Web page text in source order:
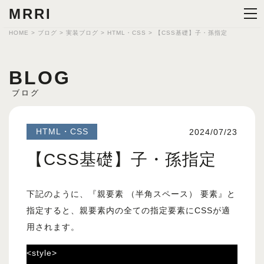
MRRI
HOME > ブログ > 実装ブログ > HTML・CSS > 【CSS基礎】子・孫指定
BLOG
ブログ
HTML・CSS 2024/07/23
【CSS基礎】子・孫指定
下記のように、『親要素 （半角スペース） 要素』と
指定すると、親要素内の全ての指定要素にCSSが適
用されます。
<style>